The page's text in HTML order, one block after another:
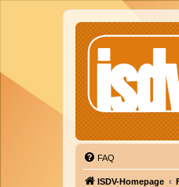
FAQ
ISDV-Homepage